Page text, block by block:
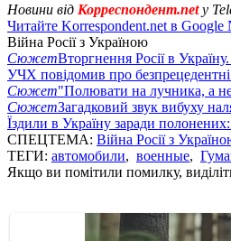
Новини від Корреспондент.netу
Читайте Korrespondent.net в Google
Війна Росії з Україною
СюжетВторгнення Росії в
УЧХ повідомив про
Сюжет"Полювати на лучника, а не
СюжетЗагадковий звук вибуху
Їздили в Україну заради
СПЕЦТЕМА: Війна Росії з
ТЕГИ: автомобили, военные,
Якщо ви помітили помилку,